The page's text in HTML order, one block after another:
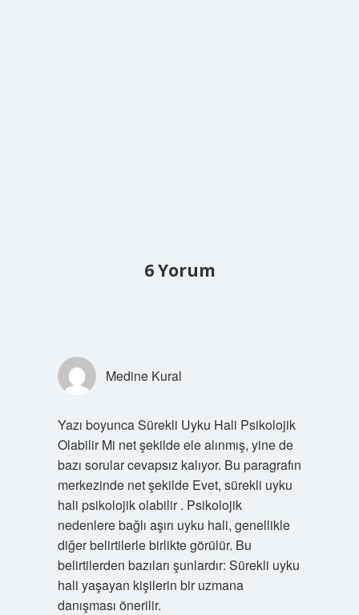
6 Yorum
Medine Kural
Yazı boyunca Sürekli Uyku Hali Psikolojik
Olabilir Mi net şekilde ele alınmış, yine de
bazı sorular cevapsız kalıyor. Bu paragrafın
merkezinde net şekilde Evet, sürekli uyku
hali psikolojik olabilir . Psikolojik
nedenlere bağlı aşırı uyku hali, genellikle
diğer belirtilerle birlikte görülür. Bu
belirtilerden bazıları şunlardır: Sürekli uyku
hali yaşayan kişilerin bir uzmana
danışması önerilir.